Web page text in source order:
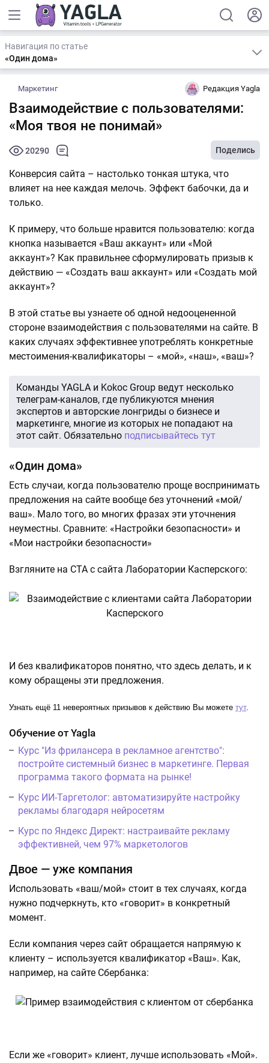
Навигация по статье
«Один дома»
Маркетинг Редакция Yagla
Взаимодействие с пользователями:
«Моя твоя не понимай»
20290 Поделись
Конверсия сайта – настолько тонкая штука, что
влияет на нее каждая мелочь. Эффект бабочки, да и
только.
К примеру, что больше нравится пользователю: когда
кнопка называется «Ваш аккаунт» или «Мой
аккаунт»? Как правильнее сформулировать призыв к
действию — «Создать ваш аккаунт» или «Создать мой
аккаунт»?
В этой статье вы узнаете об одной недооцененной
стороне взаимодействия с пользователями на сайте. В
каких случаях эффективнее употреблять конкретные
местоимения-квалификаторы – «мой», «наш», «ваш»?
Команды YAGLA и Kokoc Group ведут несколько
телеграм-каналов, где публикуются мнения
экспертов и авторские лонгриды о бизнесе и
маркетинге, многие из которых не попадают на
этот сайт. Обязательно подписывайтесь тут
«Один дома»
Есть случаи, когда пользователю проще воспринимать
предложения на сайте вообще без уточнений «мой/
ваш». Мало того, во многих фразах эти уточнения
неуместны. Сравните: «Настройки безопасности» и
«Мои настройки безопасности»
Взгляните на CTA с сайта Лаборатории Касперского:
И без квалификаторов понятно, что здесь делать, и к
кому обращены эти предложения.
Узнать ещё 11 невероятных призывов к действию Вы можете тут.
Обучение от Yagla
Курс "Из фрилансера в рекламное агентство":
постройте системный бизнес в маркетинге. Первая
программа такого формата на рынке!
Курс ИИ-Таргетолог: автоматизируйте настройку
рекламы благодаря нейросетям
Курс по Яндекс Директ: настраивайте рекламу
эффективней, чем 97% маркетологов
Двое — уже компания
Использовать «ваш/мой» стоит в тех случаях, когда
нужно подчеркнуть, кто «говорит» в конкретный
момент.
Если компания через сайт обращается напрямую к
клиенту – используется квалификатор «Ваш». Как,
например, на сайте Сбербанка:
Если же «говорит» клиент, лучше использовать «Мой».